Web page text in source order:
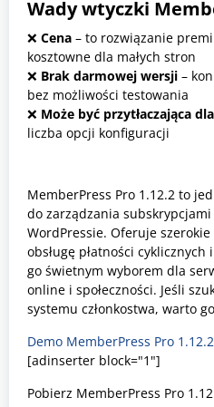
Wady wtyczki
❌ Cena – to rozwiązanie
kosztowne dla małych stron
❌ Brak darmowej wersji –
bez możliwości testowania
❌ Może być przytłaczająca
liczba opcji konfiguracji
MemberPress Pro 1.12.2 to
do zarządzania
WordPressie. Oferuje
obsługę płatności
go świetnym wyborem dla
online i społeczności. Jeśli
systemu członkostwa, warto
Demo MemberPress Pro 1.12.2
[adinserter block="1"]
Pobierz MemberPress Pro